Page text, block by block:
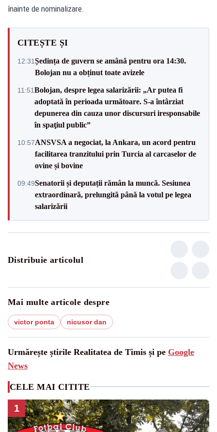
înainte de nominalizare.
CITEȘTE ȘI
12:31Ședința de guvern se amână pentru ora 14:30.
Bolojan nu a obținut toate avizele
11:51Bolojan, despre legea salarizării: „Ar putea fi
adoptată în perioada următoare. S-a întârziat
depunerea din cauza unor discursuri iresponsabile
în spaţiul public”
10:57ANSVSA a negociat, la Ankara, un acord pentru
facilitarea tranzitului prin Turcia al carcaselor de
ovine și bovine
09:49Senatorii și deputații rămân la muncă. Sesiunea
extraordinară, prelungită până la votul pe legea
salarizării
Distribuie articolul
Mai multe articole despre
victor ponta nicusor dan
Urmărește știrile Realitatea de Timis și pe Google
News
CELE MAI CITITE
1